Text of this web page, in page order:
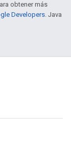
obtener más
Developers. Java